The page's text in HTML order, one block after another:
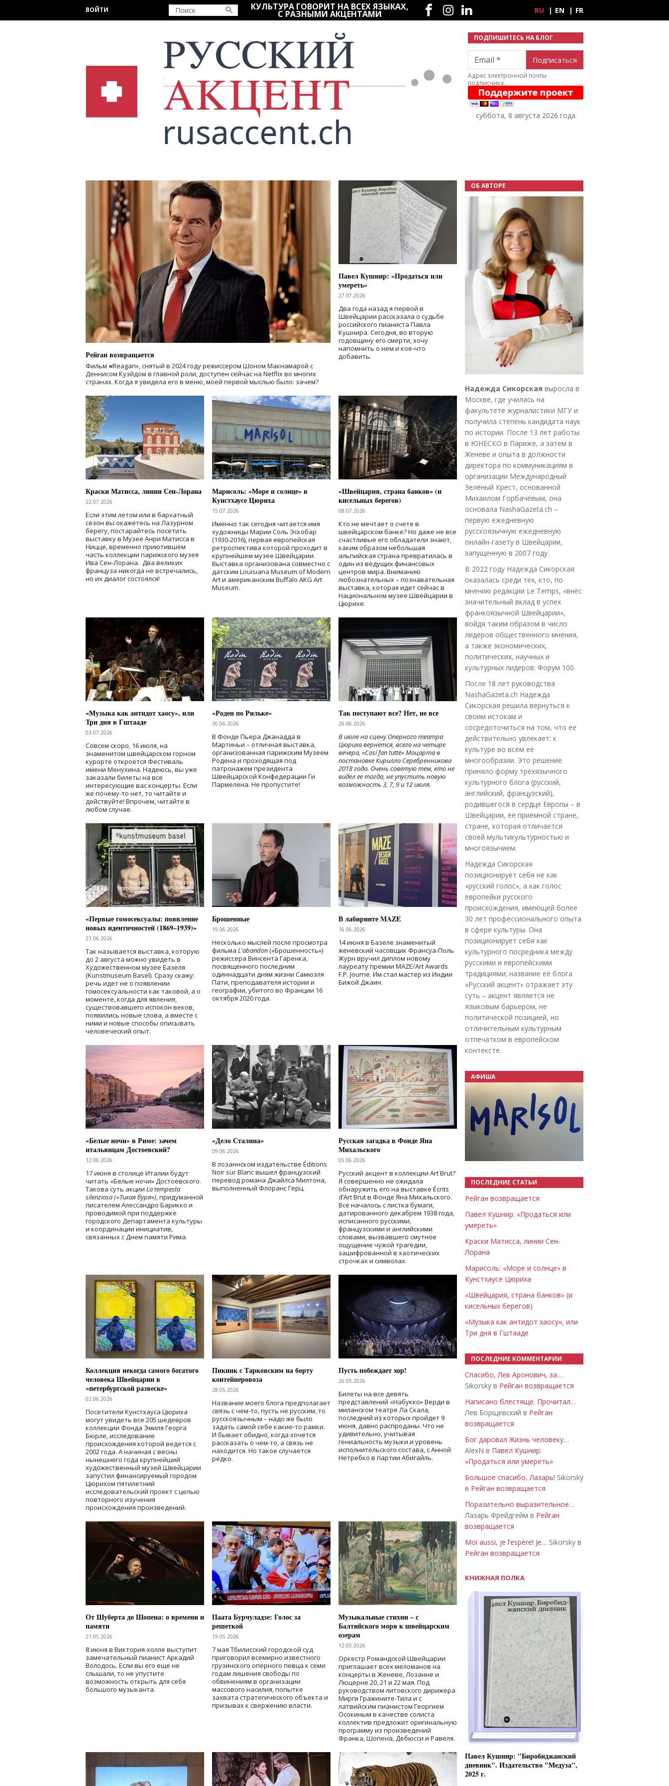
ВОЙТИ КУЛЬТУРА ГОВОРИТ НА ВСЕХ ЯЗЫКАХ,
С РАЗНЫМИ АКЦЕНТАМИ
Социальные сети
RU EN FR
ПОДПИШИТЕСЬ НА БЛОГ
Email
Адрес электронной почты
подписчика.
суббота, 8 августа 2026 года
Рейган возвращается
Фильм «Reagan», снятый в 2024 годурежиссером Шоном Макнамарой с
Деннисом Куэйдом в главной роли, доступен сейчас на Netflix во многих
странах. Когда я увидела его в меню, моей первой мыслью было: зачем?
Павел Кушнир: «Продаться или
умереть»
27.07.2026
Два года назад я первой в
Швейцарии рассказала о судьбе
российского пианиста Павла
Кушнира. Сегодня, во вторую
годовщину его смерти, хочу
напомнить о нем и кое-что
добавить.
Краски Матисса, линии Сен-Лорана
22.07.2026
Если этим летом или в бархатный
сезон вы окажетесь на Лазурном
берегу, постарайтесь посетить
выставку в Музее Анри Матисса в
Ницце, временно приютившем
часть коллекции парижского музея
Ива Сен-Лорана. Два великих
француза никогда не встречались,
но их диалог состоялся!
Марисоль: «Море и солнце» в
Кунстхаусе Цюриха
15.07.2026
Именно так сегодня читается имя
художницы Марии Соль Эскобар
(1930-2016), первая европейская
ретроспектива которой проходит в
крупнейшем музее Швейцарии.
Выставка организована совместно с
датским Louisiana Museum of Modern
Art и американским Buffalo AKG Art
Museum.
«Швейцария, страна банков» (и
кисельных берегов)
08.07.2026
Кто не мечтает о счете в
швейцарском банке? Но даже не все
счастливые его обладатели знают,
каким образом небольшая
альпийская страна превратилась в
один из ведущих финансовых
центров мира. Вниманию
любознательных – познавательная
выставка, которая идет сейчас в
Национальном музее Швейцарии в
Цюрихе.
«Музыка как антидот хаосу», или
Три дня в Гштааде
03.07.2026
Совсем скоро, 16 июля, на
знаменитом швейцарском горном
курорте откроется Фестиваль
имени Менухина. Надеюсь, вы уже
заказали билеты на все
интересующие вас концерты. Если
же почему-то нет, то читайте и
действуйте! Впрочем, читайте в
любом случае.
«Роден по Рильке»
30.06.2026
В Фонде Пьера Джанадда в
Мартиньи – отличная выставка,
организованная парижским Музеем
Родена и проходящая под
патронажем президента
Швейцарской Конфедерации Ги
Пармелена. Не пропустите!
Так поступают все? Нет, не все
26.06.2026
В июле на сцену Оперного театра
Цюриха вернется, всего на четыре
вечера, «Cosí fan tutte» Моцарта в
постановке Кирилла Серебренникова
2018 года. Очень советую тем, кто не
видел ее тогда, не упустить новую
возможность 3, 7, 9 и 12 июля.
«Первые гомосексуалы: появление
новых идентичностей (1869–1939)»
23.06.2026
Так называется выставка, которую
до 2 августа можно увидеть в
Художественном музее Базеля
(Kunstmuseum Basel). Сразу скажу:
речь идет не о появлении
гомосексуальности как таковой, а о
моменте, когда для явления,
существовавшего испокон веков,
появились новые слова, а вместе с
ними и новые способы описывать
человеческий опыт.
Брошенные
19.06.2026
Несколько мыслей после просмотра
фильма L'abandon(«Брошенность»)
режиссера Винсента Гаренка,
посвященного последним
одиннадцати дням жизни Самюэля
Пати, преподавателя истории и
географии, убитого во Франции 16
октября 2020 года.
В лабиринте MAZE
16.06.2026
14 июня в Базеле знаменитый
женевский часовщик Франсуа-Поль
Журн вручил диплом новому
лауреату премии MAZE/Art Awards
F.P. Journe. Им стал мастер из Индии
Бижой Джаин.
«Белые ночи» в Риме: зачем
итальянцам Достоевский?
12.06.2026
17 июня в столице Италии будут
читать «Белые ночи» Достоевского.
Такова суть акции La tempesta
silenziosa («Тихая буря»), придуманной
писателем Алессандро Барикко и
проводимой при поддержке
городского Департамента культуры
и координации инициатив,
связанных с Днем памяти Рима.
«Дело Сталина»
09.06.2026
В лозаннском издательстве Éditions
Noir sur Blanc вышел французский
перевод романа Джайлса Милтона,
выполненный Флоранс Герц.
Русская загадка в Фонде Яна
Михальского
05.06.2026
Русский акцент в коллекции Art Brut?
Я совершенно не ожидала
обнаружить его на выставке Écrits
d’Art Brut в Фонде Яна Михальского.
Все началось с листка бумаги,
датированного декабрем 1938 года,
исписанного русскими,
французскими и английскими
словами, вызвавшего смутное
ощущение чужой трагедии,
зашифрованной в хаотических
строчках и символах.
Коллекция некогда самого богатого
человека Швейцарии в
«петербургской развеске»
02.06.2026
Посетители Кунстхауса Цюриха
могут увидеть все 205 шедевров
коллекции Фонда Эмиля Георга
Бюрле, исследование
происхождения которой ведется с
2002 года. А начиная с весны
нынешнего года крупнейший
художественный музей Швейцарии
запустил финансируемый городом
Цюрихом пятилетний
исследовательский проект с целью
повторного изучения
происхождения произведений.
Пикник с Тарковским на борту
контейнеровоза
28.05.2026
Название моего блога предполагает
связь с чем-то, пусть не русским, то
русскоязычным – надо же было
задать самой себе какие-то рамки.
И бывает обидно, когда хочется
рассказать о чем-то, а связь не
находится. Но такое случается
редко.
Пусть побеждает хор!
26.05.2026
Билеты на все девять
представлений «Набукко» Верди в
миланском театре Ла Скала,
последний из которых пройдет 9
июня, давно распроданы. Что не
удивительно, учитывая
гениальность музыки и уровень
исполнительского состава, с Анной
Нетребко в партии Абигайль.
От Шуберта до Шопена: о времени и
памяти
21.05.2026
8 июня в Виктория-холле выступит
замечательный пианист Аркадий
Володось. Если вы его еще не
слышали, то не упустите
возможность открыть для себя
большого музыканта.
Паата Бурчуладзе: Голос за
решеткой
19.05.2026
7 мая Тбилисский городской суд
приговорил всемирно известного
грузинского оперного певца к семи
годам лишения свободы по
обвинениям в организации
массового насилия, попытке
захвата стратегического объекта и
призывах к свержению власти.
Музыкальные стихии – с
Балтийского моря к швейцарским
озерам
12.05.2026
Оркестр Романдской Швейцарии
приглашает всех меломанов на
концерты в Женеве, Лозанне и
Люцерне 20, 21 и 22 мая. Под
руководством литовского дирижера
Мирги Гражините-Тила и с
латвийским пианистом Георгием
Осокиным в качестве солиста
коллектив предложит оригинальную
программу из произведений
Франка, Шопена, Дебюсси и Равеля.
ОБ АВТОРЕ
Надежда Сикорская выросла в
Москве, где училась на
факультете журналистики МГУ и
получила степень кандидата наук
по истории. После 13 лет работы
в ЮНЕСКО в Париже, а затем в
Женеве и опыта в должности
директора по коммуникациям в
организации Международный
Зелёный Крест, основанной
Михаилом Горбачёвым, она
основала NashaGazeta.ch –
первую ежедневную
русскоязычную ежедневную
онлайн-газету в Швейцарии,
запущенную в 2007 году.
В 2022 году Надежда Сикорская
оказалась среди тех, кто, по
мнению редакции Le Temps, «внёс
значительный вклад в успех
франкоязычной Швейцарии»,
войдя таким образом в число
лидеров общественного мнения,
а также экономических,
политических, научных и
культурных лидеров: Форум 100.
После 18 лет руководства
NashaGazeta.ch Надежда
Сикорская решила вернуться к
своим истокам и
сосредоточиться на том, что её
действительно увлекает: к
культуре во всём её
многообразии. Это решение
приняло форму трёхязычного
культурного блога (русский,
английский, французский),
родившегося в сердце Европы – в
Швейцарии, её приёмной стране,
стране, которая отличается
своей мультикультурностью и
многоязычием.
Надежда Сикорская
позиционирует себя не как
«русский голос», а как голос
европейки русского
происхождения, имеющей более
30 лет профессионального опыта
в сфере культуры. Она
позиционирует себя как
культурного посредника между
русскими и европейскими
традициями; название её блога
«Русский акцент» отражает эту
суть – акцент является не
языковым барьером, не
политической позицией, но
отличительным культурным
отпечатком в европейском
контексте.
АФИША
ПОСЛЕДНИЕ СТАТЬИ
Рейган возвращается
Павел Кушнир: «Продаться или
умереть»
Краски Матисса, линии Сен-
Лорана
Марисоль: «Море и солнце» в
Кунстхаусе Цюриха
«Швейцария, страна банков» (и
кисельных берегов)
«Музыка как антидот хаосу», или
Три дня в Гштааде
ПОСЛЕДНИЕ КОММЕНТАРИИ
Спасибо, Лев Аронович, за…
Sikorsky в Рейган возвращается
Написано блестяще. Прочитал…
Лев Борщевский в Рейган
возвращается
Бог даровал Жизнь человеку…
AlexN в Павел Кушнир:
«Продаться или умереть»
Большое спасибо, Лазарь! Sikorsky
в Рейган возвращается
Поразительно выразительное…
Лазарь Фрейдгейм в Рейган
возвращается
Moi aussi, je l’espère! Je… Sikorsky в
Рейган возвращается
КНИЖНАЯ ПОЛКА
Павел Кушнир: "Биробиджанский
дневник". Издательство "Медуза",
2025 г.